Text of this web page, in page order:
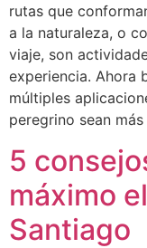
rutas que
a la naturaleza, o
viaje, son
experiencia. Ahora
múltiples
peregrino sean
5
máximo
Santiago